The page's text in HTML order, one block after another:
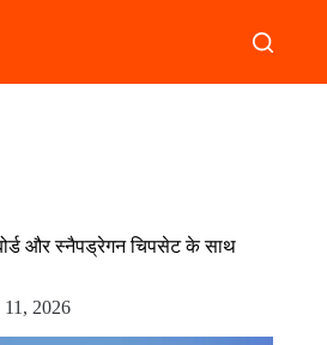
और स्नैपड्रेगन चिपसेट के साथ
2026